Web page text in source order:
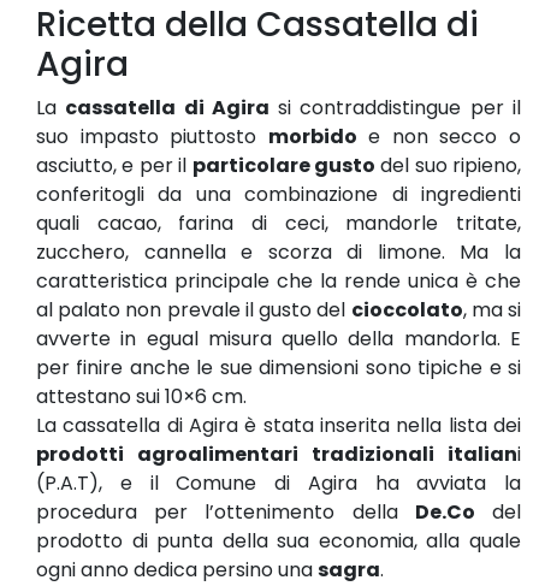
Ricetta della Cassatella di
Agira
La cassatella di Agira si contraddistingue per il
suo impasto piuttosto morbido e non secco o
asciutto, e per il particolare gusto del suo ripieno,
conferitogli da una combinazione di ingredienti
quali cacao, farina di ceci, mandorle tritate,
zucchero, cannella e scorza di limone. Ma la
caratteristica principale che la rende unica è che
al palato non prevale il gusto del cioccolato, ma si
avverte in egual misura quello della mandorla. E
per finire anche le sue dimensioni sono tipiche e si
attestano sui 10×6 cm.
La cassatella di Agira è stata inserita nella lista dei
prodotti agroalimentari tradizionali italiani
(P.A.T), e il Comune di Agira ha avviata la
procedura per l’ottenimento della De.Co del
prodotto di punta della sua economia, alla quale
ogni anno dedica persino unasagra.